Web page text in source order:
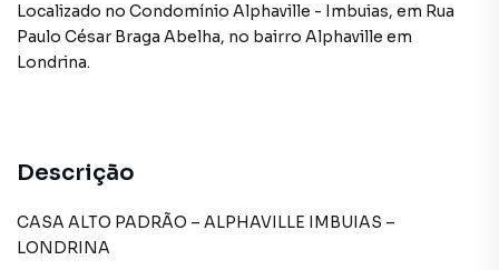
Localizado no Condomínio Alphaville - Imbuias, em Rua
Paulo César Braga Abelha, no bairro Alphaville em
Londrina.
Descrição
CASA ALTO PADRÃO – ALPHAVILLE IMBUIAS –
LONDRINA